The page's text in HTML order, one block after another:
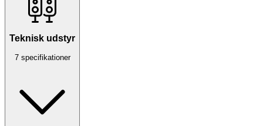
Teknisk udstyr
7 specifikationer